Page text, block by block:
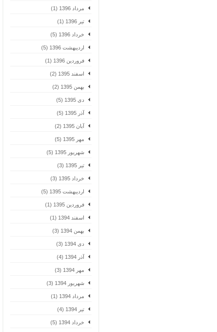
مرداد 1396 (1)
تیر 1396 (1)
خرداد 1396 (5)
اردیبهشت 1396 (5)
فروردین 1396 (1)
اسفند 1395 (2)
بهمن 1395 (2)
دی 1395 (5)
آذر 1395 (5)
آبان 1395 (2)
مهر 1395 (5)
شهریور 1395 (5)
تیر 1395 (3)
خرداد 1395 (3)
اردیبهشت 1395 (5)
فروردین 1395 (1)
اسفند 1394 (1)
بهمن 1394 (3)
دی 1394 (3)
آذر 1394 (4)
مهر 1394 (3)
شهریور 1394 (3)
مرداد 1394 (1)
تیر 1394 (4)
خرداد 1394 (5)